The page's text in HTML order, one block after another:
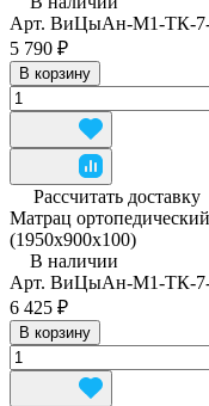
Арт. ВиЦыАн-М1-ТК-
5 790 ₽
В корзину
Рассчитать доставку
Матрац
(1950x900x100)
В наличии
Арт. ВиЦыАн-М1-ТК-
6 425 ₽
В корзину